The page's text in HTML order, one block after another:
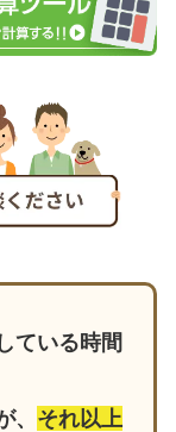
ている時間
それ以上